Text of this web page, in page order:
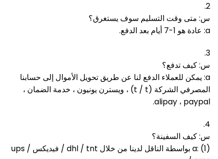
2.
س: متى وقت التسليم سوف يستغرق؟
a: عادة هو 1-7 أيام بعد الدفع.
3.
س: كيف تدفع؟
a: يمكن للعملاء الدفع لنا عن طريق تحويل الأموال إلى حسابنا
المصرفي الشركة (t / t) ، ويسترن يونيون ، خدمة الضمان ،
alipay ، paypal.
4.
س: كيف السفينة؟
a: (1) بواسطة الناقل لدينا من خلال dhl / tnt / فيديكس / ups